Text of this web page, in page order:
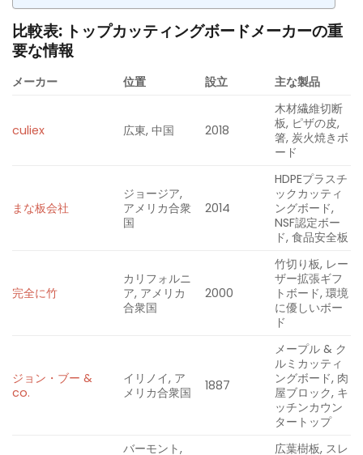
比較表: トップカッティングボードメーカーの重
要な情報
メーカー 位置 設立 主な製品
culiex 広東, 中国 2018
木材繊維切断
板, ピザの皮,
箸, 炭火焼きボ
ード
まな板会社
ジョージア,
アメリカ合衆
国
2014
HDPEプラスチ
ックカッティ
ングボード,
NSF認定ボー
ド, 食品安全板
完全に竹
カリフォルニ
ア, アメリカ
合衆国
2000
竹切り板, レー
ザー拡張ギフ
トボード, 環境
に優しいボー
ド
ジョン・ブー &
co.
イリノイ, ア
メリカ合衆国
1887
メープル & ク
ルミカッティ
ングボード, 肉
屋ブロック, キ
ッチンカウン
タートップ
バーモント,
広葉樹板, スレ